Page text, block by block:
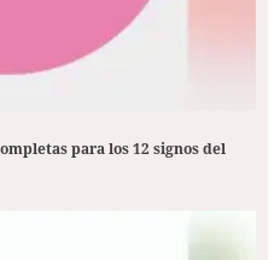
para los 12 signos del